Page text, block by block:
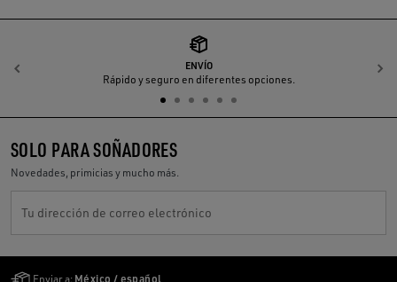
ENVÍO
Rápido y seguro en diferentes opciones.
Anterior
SOLO PARA SOÑADORES
Novedades, primicias y mucho más.
Tu dirección de correo electrónico
Enviar a: México / español